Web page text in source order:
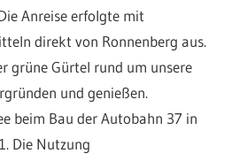
Anreise erfolgte mit
direkt von Ronnenberg aus.
grüne Gürtel rund um unsere
und genießen.
beim Bau der Autobahn 37 in
Die Nutzung